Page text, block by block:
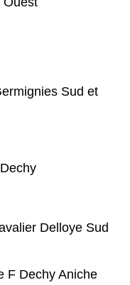
Sud et
Delloye Sud
F Dechy Aniche